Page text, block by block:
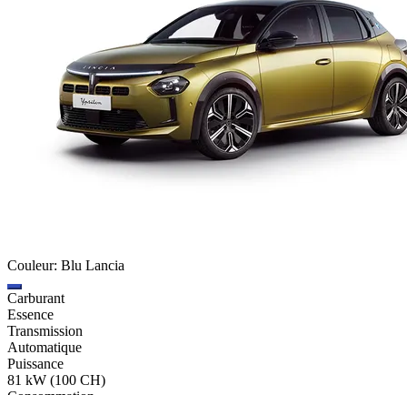
Couleur: Blu Lancia
Carburant
Essence
Transmission
Automatique
Puissance
81 kW (100 CH)